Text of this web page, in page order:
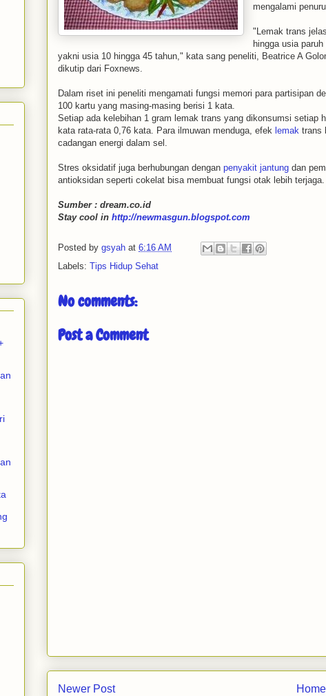
mengalami
"Lemak trans
hingga usia
yakni usia 10 hingga 45 tahun," kata sang peneliti, Beatrice A
dikutip dari Foxnews.
Dalam riset ini peneliti mengamati fungsi memori para partisipan
100 kartu yang masing-masing berisi 1 kata.
Setiap ada kelebihan 1 gram lemak trans yang dikonsumsi setiap
kata rata-rata 0,76 kata. Para ilmuwan menduga, efek lemak trans
cadangan energi dalam sel.
Stres oksidatif juga berhubungan dengan penyakit jantung dan
antioksidan seperti cokelat bisa membuat fungsi otak lebih terjaga.
Sumber : dream.co.id
Stay cool in http://newmasgun.blogspot.com
Posted by gsyah at 6:16 AM
Labels: Tips Hidup Sehat
No comments:
Post a Comment
Newer Post Home